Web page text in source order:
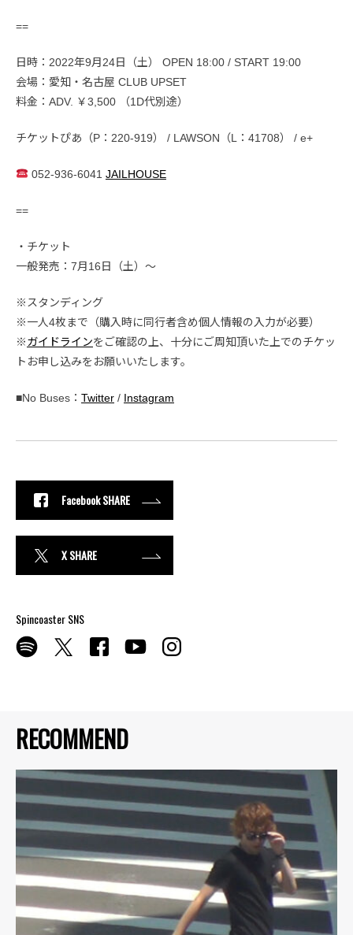
RECOMMEND
==
日時：2022年9月24日（土） OPEN 18:00 / START 19:00
会場：愛知・名古屋 CLUB UPSET
料金：ADV. ￥3,500 （1D代別途）
チケットぴあ（P：220-919） / LAWSON（L：41708） / e+
052-936-6041 JAILHOUSE
==
・チケット
一般発売：7月16日（土）〜
※スタンディング
※一人4枚まで（購入時に同行者含め個人情報の入力が必要）
※ガイドラインをご確認の上、十分にご周知頂いた上でのチケッ
トお申し込みをお願いいたします。
■No Buses： Twitter / Instagram
Facebook SHARE
X SHARE
Spincoaster SNS